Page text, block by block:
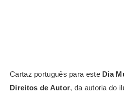
Cartaz português para este Dia
Direitos de Autor, da autoria do